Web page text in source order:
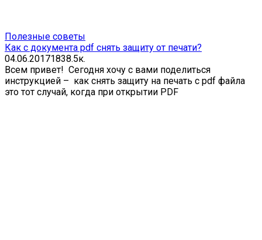
Полезные советы
Как с документа pdf снять защиту от печати?
04.06.20171838.5к.
Всем привет! Сегодня хочу с вами поделиться
инструкцией – как снять защиту на печать с pdf файла
это тот случай, когда при открытии PDF